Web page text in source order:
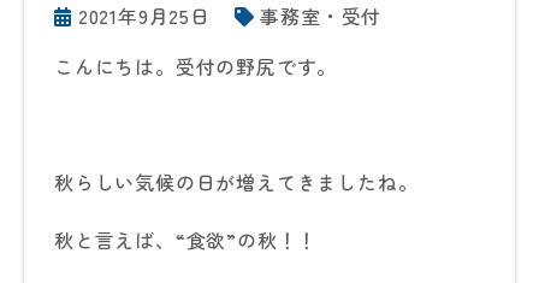
2021年9月25日
事務室・受付
こんにちは。受付の野尻です。
秋らしい気候の日が増えてきましたね。
秋と言えば、“食欲”の秋！！